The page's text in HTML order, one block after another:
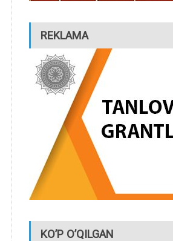
REKLAMA
KO’P O’QILGAN